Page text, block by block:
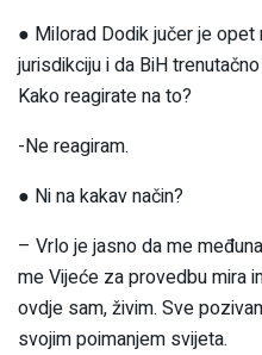
● Milorad Dodik jučer je
jurisdikciju i da BiH
Kako reagirate na to?
-Ne reagiram.
● Ni na kakav način?
– Vrlo je jasno da me
me Vijeće za provedbu mira
ovdje sam, živim. Sve
svojim poimanjem svijeta.